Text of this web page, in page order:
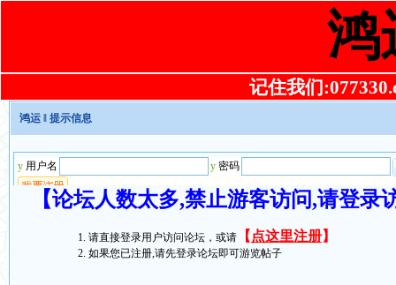
鸿
记住我们
鸿运 ‖ 提示信息
【论坛人数太多,禁止游客访问,请登
请直接登录用户访问论坛，或请 【 点这里注册】
如果您已注册,请先登录论坛即可游览帖子